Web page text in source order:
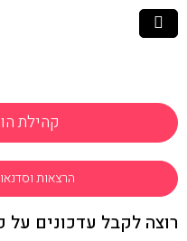
קהילת
הרצאות
רוצה לקבל עדכונים